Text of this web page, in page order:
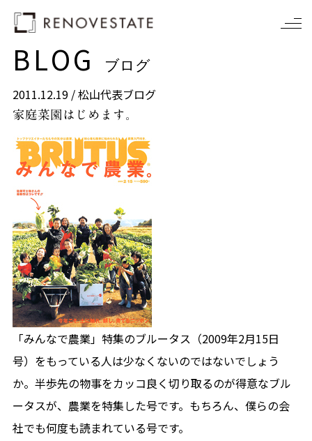
BLOG ブログ
2011.12.19 /松山代表ブログ
家庭菜園はじめます。
「みんなで農業」特集のブルータス（2009年2月15日
号）をもっている人は少なくないのではないでしょう
か。半歩先の物事をカッコ良く切り取るのが得意なブル
ータスが、農業を特集した号です。もちろん、僕らの会
社でも何度も読まれている号です。